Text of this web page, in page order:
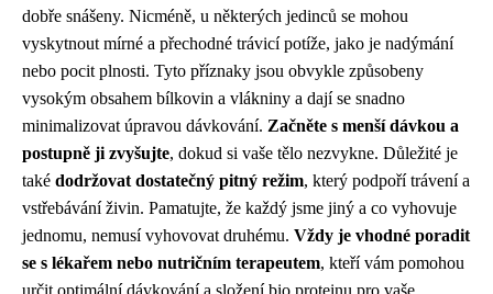
dobře snášeny. Nicméně, u některých jedinců se mohou
vyskytnout mírné a přechodné trávicí potíže, jako je nadýmání
nebo pocit plnosti. Tyto příznaky jsou obvykle způsobeny
vysokým obsahem bílkovin a vlákniny a dají se snadno
minimalizovat úpravou dávkování. Začněte s menší dávkou a
postupně ji zvyšujte, dokud si vaše tělo nezvykne. Důležité je
také dodržovat dostatečný pitný režim, který podpoří trávení a
vstřebávání živin. Pamatujte, že každý jsme jiný a co vyhovuje
jednomu, nemusí vyhovovat druhému. Vždy je vhodné poradit
se s lékařem nebo nutričním terapeutem, kteří vám pomohou
určit optimální dávkování a složení bio proteinu pro vaše